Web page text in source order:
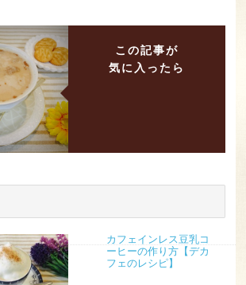
この記事が
気に入ったら
カフェインレス豆乳コ
ーヒーの作り方【デカ
フェのレシピ】